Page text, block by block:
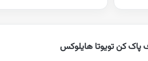
پاک کن تویوتا هایلوکس